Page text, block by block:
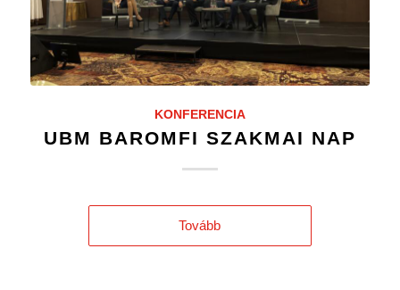
KONFERENCIA
UBM BAROMFI SZAKMAI NAP
Tovább